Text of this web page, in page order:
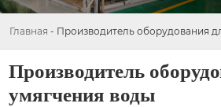
Главная - Производитель оборудования
Производитель
умягчения воды